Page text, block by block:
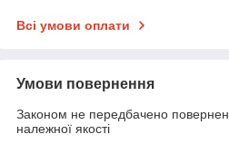
Всі умови оплати
Умови повернення
Законом не передбачено
належної якості